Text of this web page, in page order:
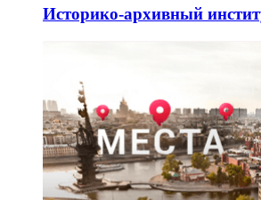
Историко-архивный